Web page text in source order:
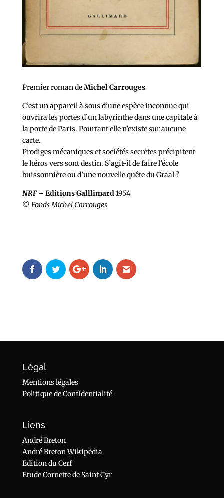
Premier roman deMichel Carrouges
C’est un appareil à sous d’une espèce inconnue qui
ouvrira les portes d’un labyrinthe dans une capitale à
la porte de Paris. Pourtant elle n’existe sur aucune
carte.
Prodiges mécaniques et sociétés secrètes précipitent
le héros vers sont destin. S’agit-il de faire l’école
buissonnière ou d’une nouvelle quête du Graal ?
NRF– Editions Galllimard1954
© Fonds Michel Carrouges
Légal
Mentions légales
Politique de Confidentialité
Liens
André Breton
André Breton Wikipédia
Edition du Cerf
Etude Cornette de Saint Cyr